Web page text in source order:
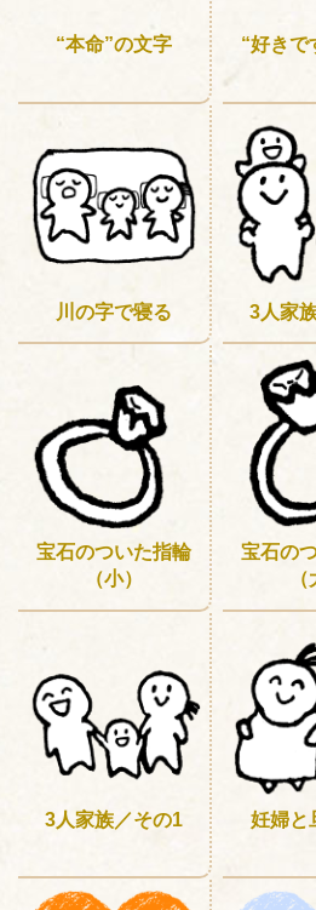
“本命”の文字 “好きで
川の字で寝る 3人家
宝石のついた指輪
（小）
宝石の
（
3人家族／その1 妊婦と